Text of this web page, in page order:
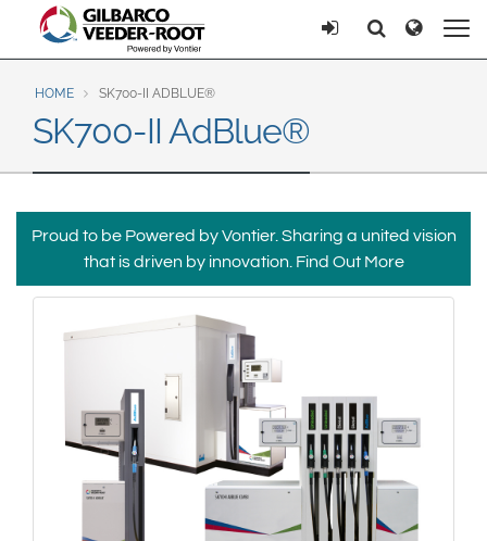
North America
United States
Canada
Latin America
Brazil
Português
Europe & CIS
English
Dansk
Français
Srpski
Suomi
Svenska
India
Asia Pacific
Australia
South East Asia
Ricerca Ricerca
HOME SK700-II ADBLUE®
SK700-II AdBlue®
Proud to be Powered by Vontier. Sharing a united vision
that is driven by innovation. Find Out More